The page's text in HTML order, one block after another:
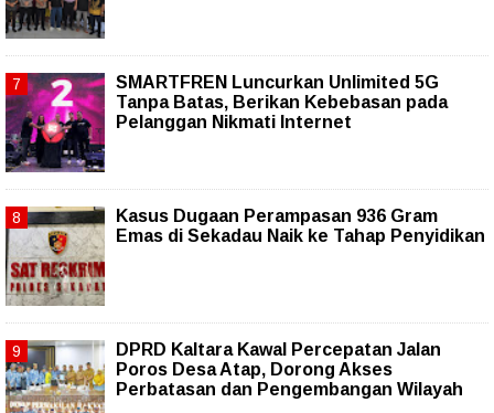
SMARTFREN Luncurkan Unlimited 5G
Tanpa Batas, Berikan Kebebasan pada
Pelanggan Nikmati Internet
Kasus Dugaan Perampasan 936 Gram
Emas di Sekadau Naik ke Tahap Penyidikan
DPRD Kaltara Kawal Percepatan Jalan
Poros Desa Atap, Dorong Akses
Perbatasan dan Pengembangan Wilayah